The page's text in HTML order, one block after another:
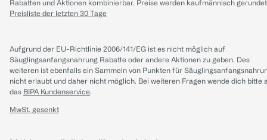
Rabatten und Aktionen kombinierbar. Preise werden kaufmännisch
Preisliste der letzten 30 Tage
Aufgrund der EU-Richtlinie 2006/141/EG ist es nicht möglich auf
Säuglingsanfangsnahrung Rabatte oder andere Aktionen zu geben. Des
weiteren ist ebenfalls ein Sammeln von Punkten für
nicht erlaubt und daher nicht möglich. Bei weiteren Fragen wende dich bitte
das BIPA Kundenservice.
MwSt. gesenkt